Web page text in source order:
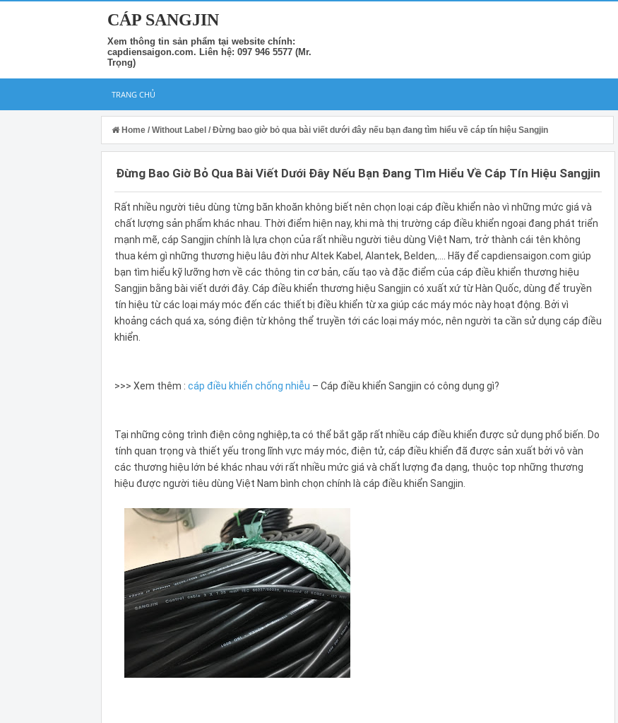
CÁP SANGJIN
Xem thông tin sản phẩm tại website chính:
capdiensaigon.com. Liên hệ: 097 946 5577 (Mr.
Trọng)
TRANG CHỦ
Home / Without Label / Đừng bao giờ bỏ qua bài viết dưới đây nếu bạn đang tìm hiểu về cáp tín hiệu Sangjin
Đừng Bao Giờ Bỏ Qua Bài Viết Dưới Đây Nếu Bạn Đang Tìm Hiểu Về Cáp Tín Hiệu Sangjin
Rất nhiều người tiêu dùng từng băn khoăn không biết nên chọn loại cáp điều khiển nào vì những mức giá và
chất lượng sản phẩm khác nhau. Thời điểm hiện nay, khi mà thị trường cáp điều khiển ngoại đang phát triển
mạnh mẽ, cáp Sangjin chính là lựa chọn của rất nhiều người tiêu dùng Việt Nam, trở thành cái tên không
thua kém gì những thương hiệu lâu đời như Altek Kabel, Alantek, Belden,…. Hãy để capdiensaigon.com giúp
bạn tìm hiểu kỹ lưỡng hơn về các thông tin cơ bản, cấu tạo và đặc điểm của cáp điều khiển thương hiệu
Sangjin bằng bài viết dưới đây. Cáp điều khiển thương hiệu Sangjin có xuất xứ từ Hàn Quốc, dùng để truyền
tín hiệu từ các loại máy móc đến các thiết bị điều khiển từ xa giúp các máy móc này hoạt động. Bởi vì
khoảng cách quá xa, sóng điện từ không thể truyền tới các loại máy móc, nên người ta cần sử dụng cáp điều
khiển.
>>> Xem thêm : cáp điều khiển chống nhiễu – Cáp điều khiển Sangjin có công dụng gì?
Tại những công trình điện công nghiệp,ta có thể bắt gặp rất nhiều cáp điều khiển được sử dụng phổ biến. Do
tính quan trọng và thiết yếu trong lĩnh vực máy móc, điện tử, cáp điều khiển đã được sản xuất bởi vô vàn
các thương hiệu lớn bé khác nhau với rất nhiều mức giá và chất lượng đa dạng, thuộc top những thương
hiệu được người tiêu dùng Việt Nam bình chọn chính là cáp điều khiển Sangjin.